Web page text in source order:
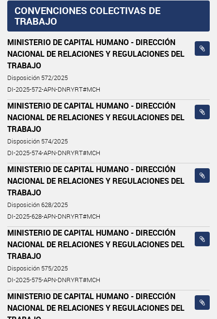
CONVENCIONES COLECTIVAS DE
TRABAJO
MINISTERIO DE CAPITAL HUMANO - DIRECCIÓN
NACIONAL DE RELACIONES Y REGULACIONES DEL
TRABAJO
Disposición 572/2025
DI-2025-572-APN-DNRYRT#MCH
MINISTERIO DE CAPITAL HUMANO - DIRECCIÓN
NACIONAL DE RELACIONES Y REGULACIONES DEL
TRABAJO
Disposición 574/2025
DI-2025-574-APN-DNRYRT#MCH
MINISTERIO DE CAPITAL HUMANO - DIRECCIÓN
NACIONAL DE RELACIONES Y REGULACIONES DEL
TRABAJO
Disposición 628/2025
DI-2025-628-APN-DNRYRT#MCH
MINISTERIO DE CAPITAL HUMANO - DIRECCIÓN
NACIONAL DE RELACIONES Y REGULACIONES DEL
TRABAJO
Disposición 575/2025
DI-2025-575-APN-DNRYRT#MCH
MINISTERIO DE CAPITAL HUMANO - DIRECCIÓN
NACIONAL DE RELACIONES Y REGULACIONES DEL